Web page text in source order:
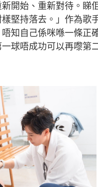
開始、重新對待。睇
堅持落去。」作為歌
知自己係咪喺一條
球唔成功可以再嚟第